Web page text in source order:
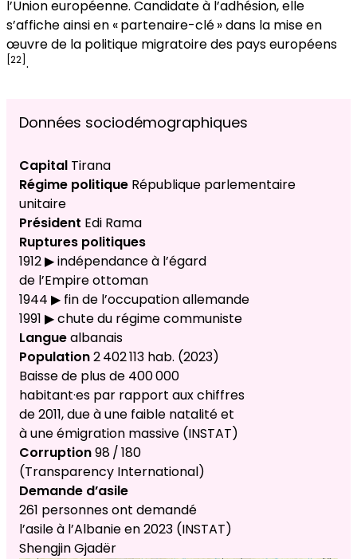
l’Union européenne. Candidate à l’adhésion, elle
s’affiche ainsi en « partenaire-clé » dans la mise en
œuvre de la politique migratoire des pays européens
[22] .
Données sociodémographiques
Capital Tirana
Régime politique République parlementaire
unitaire
Président Edi Rama
Ruptures politiques
1912 ▶ indépendance à l’égard
de l’Empire ottoman
1944 ▶ fin de l’occupation allemande
1991 ▶ chute du régime communiste
Languealbanais
Population2 402 113 hab. (2023)
Baisse de plus de 400 000
habitant·es par rapport aux chiffres
de 2011, due à une faible natalité et
à une émigration massive (INSTAT)
Corruption98 / 180
(Transparency International)
Demande d’asile
261 personnes ont demandé
l’asile à l’Albanie en 2023 (INSTAT)
Shengjin Gjadër